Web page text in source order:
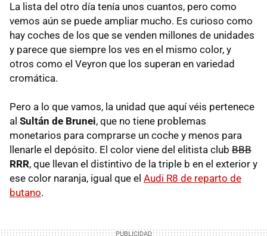
La lista del otro día tenía unos cuantos, pero como
vemos aún se puede ampliar mucho. Es curioso como
hay coches de los que se venden millones de unidades
y parece que siempre los ves en el mismo color, y
otros como el Veyron que los superan en variedad
cromática.
Pero a lo que vamos, la unidad que aquí véis pertenece
al Sultán de Brunei, que no tiene problemas
monetarios para comprarse un coche y menos para
llenarle el depósito. El color viene del elitista club BBB
RRR, que llevan el distintivo de la triple b en el exterior y
ese color naranja, igual que el Audi R8 de reparto de
butano.